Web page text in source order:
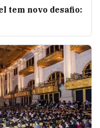
tem novo desafio: